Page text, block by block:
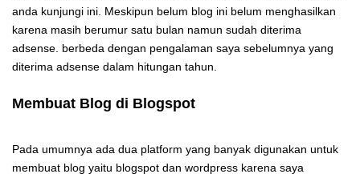
anda kunjungi ini. Meskipun belum blog ini belum menghasilkan
karena masih berumur satu bulan namun sudah diterima
adsense. berbeda dengan pengalaman saya sebelumnya yang
diterima adsense dalam hitungan tahun.
Membuat Blog di Blogspot
Pada umumnya ada dua platform yang banyak digunakan untuk
membuat blog yaitu blogspot dan wordpress karena saya